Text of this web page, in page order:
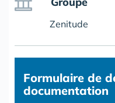
Zenitude
Formulaire de
documentation